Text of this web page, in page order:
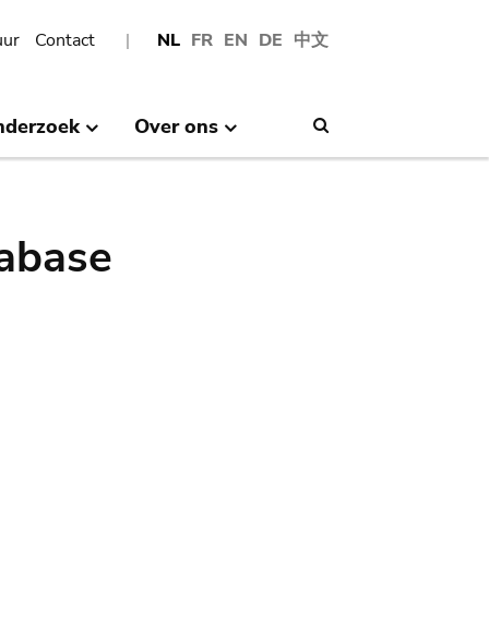
NL FR EN DE 中文
Contact
Over ons